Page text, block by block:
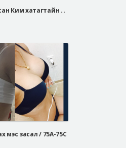
Гэнэт залуужсан Ким хатагтайн нүүрний үрчлээ, завжны үрчлээнээсээ салсан нууц арга
мэс засал / 75А-75С